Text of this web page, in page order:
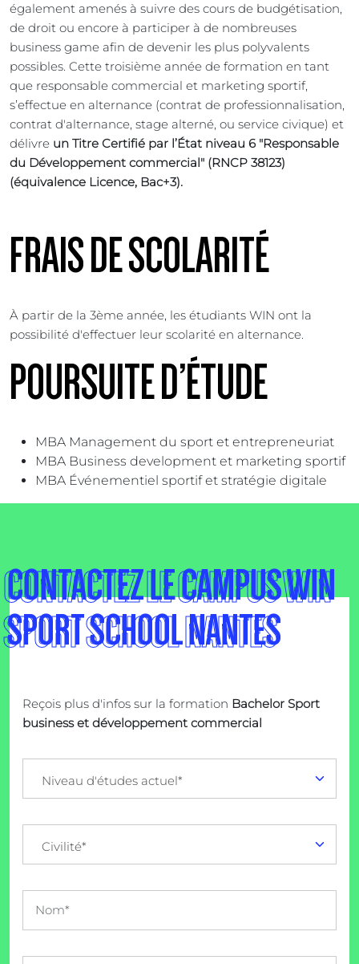
également amenés à suivre des cours de budgétisation,
de droit ou encore à participer à de nombreuses
business game afin de devenir les plus polyvalents
possibles. Cette troisième année de formation en tant
que responsable commercial et marketing sportif,
s’effectue en alternance (contrat de professionnalisation,
contrat d'alternance, stage alterné, ou service civique) et
délivre un Titre Certifié par l’État niveau 6 "Responsable
du Développement commercial" (RNCP 38123)
(équivalence Licence, Bac+3).
FRAIS DE SCOLARITÉ
À partir de la 3ème année, les étudiants WIN ont la
possibilité d'effectuer leur scolarité en alternance.
POURSUITE D’ÉTUDE
MBA Management du sport et entrepreneuriat
MBA Business development et marketing sportif
MBA Événementiel sportif et stratégie digitale
CONTACTEZ LE CAMPUS WIN
SPORT SCHOOL NANTES
Reçois plus d'infos sur la formation Bachelor Sport
business et développement commercial
Niveau d'études actuel*
Civilité*